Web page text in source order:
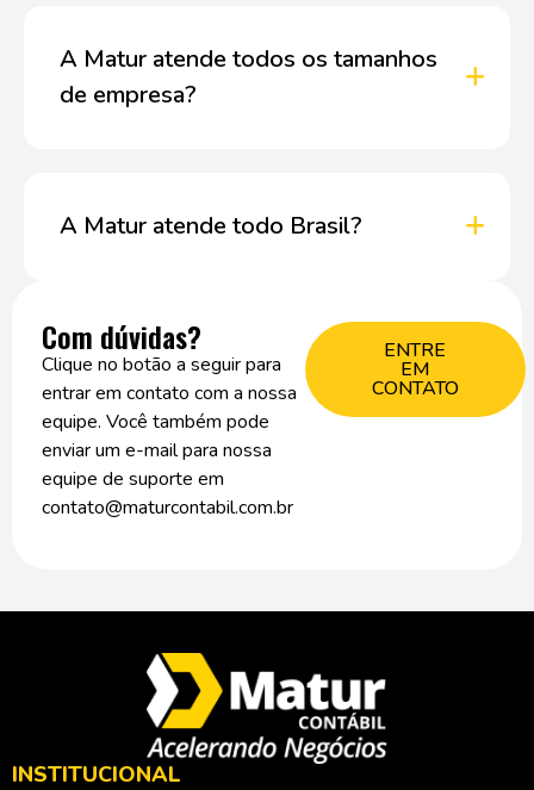
A Matur atende todos os tamanhos
de empresa?
A Matur atende todo Brasil?
Com dúvidas?
Clique no botão a seguir para
entrar em contato com a nossa
equipe. Você também pode
enviar um e-mail para nossa
equipe de suporte em
contato@maturcontabil.com.br
ENTRE
EM
CONTATO
INSTITUCIONAL